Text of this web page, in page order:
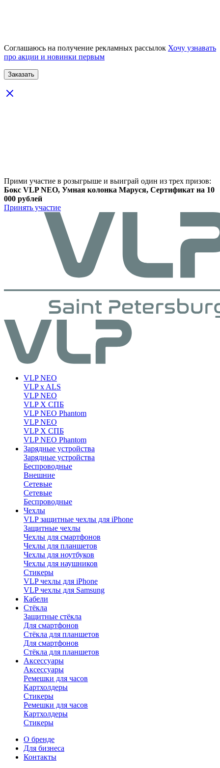
Соглашаюсь на получение рекламных рассылок Хочу узнавать
про акции и новинки первым
Прими участие в розыгрыше и выиграй один из трех призов:
Бокс VLP NEO, Умная колонка Маруся, Сертификат на 10
000 рублей
Принять участие
VLP NEO
VLP x ALS
VLP NEO
VLP X СПБ
VLP NEO Phantom
VLP NEO
VLP X СПБ
VLP NEO Phantom
Зарядные устройства
Зарядные устройства
Беспроводные
Внешние
Сетевые
Сетевые
Беспроводные
Чехлы
VLP защитные чехлы для iPhone
Защитные чехлы
Чехлы для смартфонов
Чехлы для планшетов
Чехлы для ноутбуков
Чехлы для наушников
Стикеры
VLP чехлы для iPhone
VLP чехлы для Samsung
Кабели
Стёкла
Защитные стёкла
Для смартфонов
Стёкла для планшетов
Для смартфонов
Стёкла для планшетов
Аксессуары
Аксессуары
Ремешки для часов
Картхолдеры
Стикеры
Ремешки для часов
Картхолдеры
Стикеры
О бренде
Для бизнеса
Контакты